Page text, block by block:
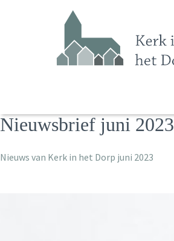
Nieuwsbrief juni 2023
Nieuws van Kerk in het Dorp juni 2023